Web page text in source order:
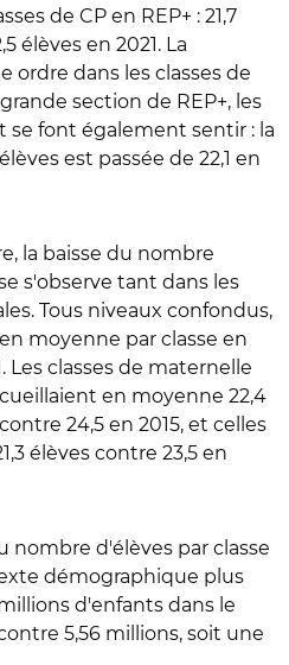
de CP en REP+ : 21,7
élèves en 2021. La
dans les classes de
section de REP+, les
font également sentir : la
est passée de 22,1 en
la baisse du nombre
s'observe tant dans les
Tous niveaux confondus,
moyenne par classe en
Les classes de maternelle
en moyenne 22,4
24,5 en 2015, et celles
élèves contre 23,5 en
nombre d'élèves par classe
démographique plus
d'enfants dans le
5,56 millions, soit une